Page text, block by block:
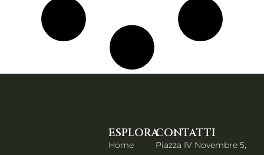
ESPLORA
Home
CONTATTI
Piazza IV Novembre 5,